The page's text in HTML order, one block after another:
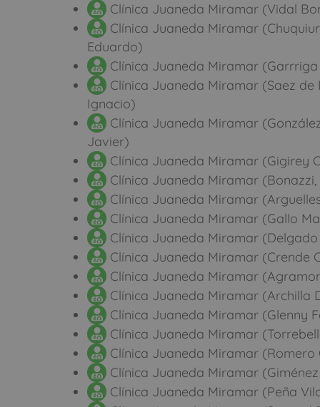
Clínica Juaneda Miramar (Vidal
Clínica Juaneda Miramar
Eduardo)
Clínica Juaneda Miramar (Garrriga
Clínica Juaneda Miramar (Saez de
Ignacio)
Clínica Juaneda Miramar
Javier)
Clínica Juaneda Miramar (Gigirey
Clínica Juaneda Miramar
Clínica Juaneda Miramar
Clínica Juaneda Miramar (Gallo
Clínica Juaneda Miramar
Clínica Juaneda Miramar (Crende
Clínica Juaneda Miramar
Clínica Juaneda Miramar (Archilla
Clínica Juaneda Miramar (Glenny
Clínica Juaneda Miramar
Clínica Juaneda Miramar (Romero
Clínica Juaneda Miramar
Clínica Juaneda Miramar (Peña